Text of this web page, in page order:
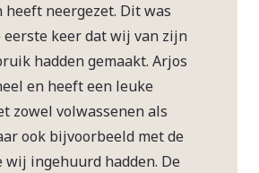
heeft neergezet. Dit was
eerste keer dat wij van zijn
hadden gemaakt. Arjos
en heeft een leuke
zowel volwassenen als
ook bijvoorbeeld met de
wij ingehuurd hadden. De